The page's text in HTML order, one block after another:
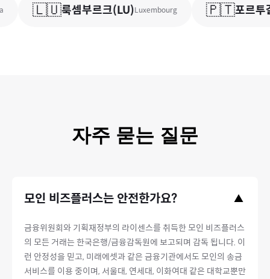
🇱🇺룩셈부르크(LU)Luxembourg 🇵🇹포르투갈
자주 묻는 질문
모인 비즈플러스는 안전한가요? ▲
금융위원회와 기획재정부의 라이센스를 취득한 모인 비즈플러스
의 모든 거래는 한국은행/금융감독원에 보고되며 감독 됩니다. 이
런 안정성을 믿고, 미래에셋과 같은 금융기관에서도 모인의 송금
서비스를 이용 중이며, 서울대, 연세대, 이화여대 같은 대학교뿐만